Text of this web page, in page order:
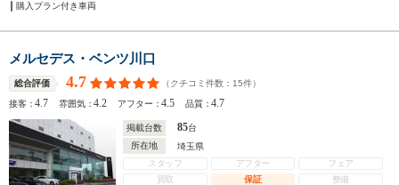
購入プラン付き車両
メルセデス・ベンツ川口
総合評価 4.7 （クチコミ件数： 15件）
接客：4.7 雰囲気：4.2 アフター：4.5 品質：4.7
掲載台数 85台
所在地
埼玉県
スタッフ
アフター
フェア
買取
保証
整備